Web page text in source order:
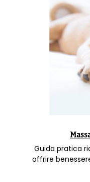
Guida pratica